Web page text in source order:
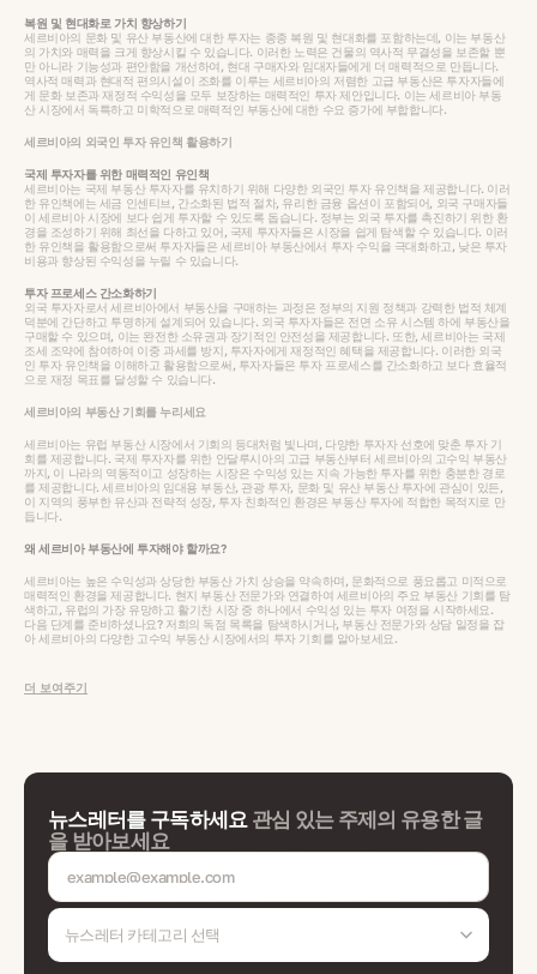
복원 및 현대화로 가치 향상하기
세르비아의 문화 및 유산 부동산에 대한 투자는 종종 복원 및 현대화를 포함하는데, 이는 부동산
의 가치와 매력을 크게 향상시킬 수 있습니다. 이러한 노력은 건물의 역사적 무결성을 보존할 뿐
만 아니라 기능성과 편안함을 개선하여, 현대 구매자와 임대자들에게 더 매력적으로 만듭니다.
역사적 매력과 현대적 편의시설이 조화를 이루는 세르비아의 저렴한 고급 부동산은 투자자들에
게 문화 보존과 재정적 수익성을 모두 보장하는 매력적인 투자 제안입니다. 이는 세르비아 부동
산 시장에서 독특하고 미학적으로 매력적인 부동산에 대한 수요 증가에 부합합니다.
세르비아의 외국인 투자 유인책 활용하기
국제 투자자를 위한 매력적인 유인책
세르비아는 국제 부동산 투자자를 유치하기 위해 다양한 외국인 투자 유인책을 제공합니다. 이러
한 유인책에는 세금 인센티브, 간소화된 법적 절차, 유리한 금융 옵션이 포함되어, 외국 구매자들
이 세르비아 시장에 보다 쉽게 투자할 수 있도록 돕습니다. 정부는 외국 투자를 촉진하기 위한 환
경을 조성하기 위해 최선을 다하고 있어, 국제 투자자들은 시장을 쉽게 탐색할 수 있습니다. 이러
한 유인책을 활용함으로써 투자자들은 세르비아 부동산에서 투자 수익을 극대화하고, 낮은 투자
비용과 향상된 수익성을 누릴 수 있습니다.
투자 프로세스 간소화하기
외국 투자자로서 세르비아에서 부동산을 구매하는 과정은 정부의 지원 정책과 강력한 법적 체계
덕분에 간단하고 투명하게 설계되어 있습니다. 외국 투자자들은 전면 소유 시스템 하에 부동산을
구매할 수 있으며, 이는 완전한 소유권과 장기적인 안전성을 제공합니다. 또한, 세르비아는 국제
조세 조약에 참여하여 이중 과세를 방지, 투자자에게 재정적인 혜택을 제공합니다. 이러한 외국
인 투자 유인책을 이해하고 활용함으로써, 투자자들은 투자 프로세스를 간소화하고 보다 효율적
으로 재정 목표를 달성할 수 있습니다.
세르비아의 부동산 기회를 누리세요
세르비아는 유럽 부동산 시장에서 기회의 등대처럼 빛나며, 다양한 투자자 선호에 맞춘 투자 기
회를 제공합니다. 국제 투자자를 위한 안달루시아의 고급 부동산부터 세르비아의 고수익 부동산
까지, 이 나라의 역동적이고 성장하는 시장은 수익성 있는 지속 가능한 투자를 위한 충분한 경로
를 제공합니다. 세르비아의 임대용 부동산, 관광 투자, 문화 및 유산 부동산 투자에 관심이 있든,
이 지역의 풍부한 유산과 전략적 성장, 투자 친화적인 환경은 부동산 투자에 적합한 목적지로 만
듭니다.
왜 세르비아 부동산에 투자해야 할까요?
세르비아는 높은 수익성과 상당한 부동산 가치 상승을 약속하며, 문화적으로 풍요롭고 미적으로
매력적인 환경을 제공합니다. 현지 부동산 전문가와 연결하여 세르비아의 주요 부동산 기회를 탐
색하고, 유럽의 가장 유망하고 활기찬 시장 중 하나에서 수익성 있는 투자 여정을 시작하세요.
다음 단계를 준비하셨나요? 저희의 독점 목록을 탐색하시거나, 부동산 전문가와 상담 일정을 잡
아 세르비아의 다양한 고수익 부동산 시장에서의 투자 기회를 알아보세요.
더 보여주기
뉴스레터를 구독하세요 관심 있는 주제의 유용한 글
을 받아보세요
뉴스레터 카테고리 선택